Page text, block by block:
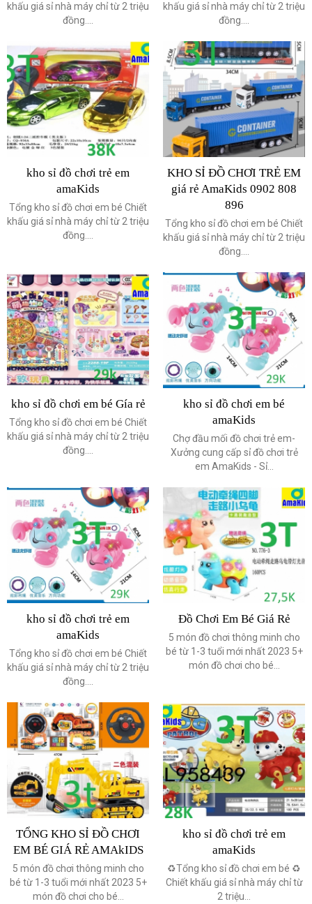
khấu giá sỉ nhà máy chỉ từ 2 triệu
đồng....
khấu giá sỉ nhà máy chỉ từ 2 triệu
đồng....
kho sỉ đồ chơi trẻ em
amaKids
Tổng kho sỉ đồ chơi em bé Chiết
khấu giá sỉ nhà máy chỉ từ 2 triệu
đồng....
KHO SỈ ĐỒ CHƠI TRẺ EM
giá rẻ AmaKids 0902 808
896
Tổng kho sỉ đồ chơi em bé Chiết
khấu giá sỉ nhà máy chỉ từ 2 triệu
đồng....
kho sỉ đồ chơi em bé Gía rẻ
Tổng kho sỉ đồ chơi em bé Chiết
khấu giá sỉ nhà máy chỉ từ 2 triệu
đồng....
kho sỉ đồ chơi em bé
amaKids
Chợ đầu mối đồ chơi trẻ em-
Xưởng cung cấp sỉ đồ chơi trẻ
em AmaKids - Sỉ...
kho sỉ đồ chơi trẻ em
amaKids
Tổng kho sỉ đồ chơi em bé Chiết
khấu giá sỉ nhà máy chỉ từ 2 triệu
đồng....
Đồ Chơi Em Bé Giá Rẻ
5 món đồ chơi thông minh cho
bé từ 1-3 tuổi mới nhất 2023 5+
món đồ chơi cho bé...
TỔNG KHO SỈ ĐỒ CHƠI
EM BÉ GIÁ RẺ AMAkIDS
5 món đồ chơi thông minh cho
bé từ 1-3 tuổi mới nhất 2023 5+
món đồ chơi cho bé...
kho sỉ đồ chơi trẻ em
amaKids
♻️Tổng kho sỉ đồ chơi em bé ♻️
Chiết khấu giá sỉ nhà máy chỉ từ
2 triệu...